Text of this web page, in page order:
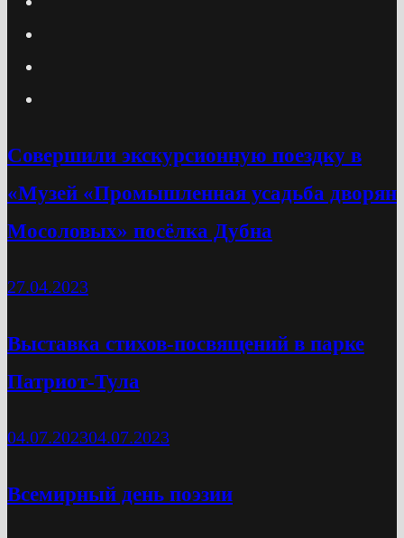
Cовершили экскурсионную поездку в
«Музей «Промышленная усадьба дворян
Мосоловых» посёлка Дубна
27.04.2023
Выставка стихов-посвящений в парке
Патриот-Тула
04.07.202304.07.2023
Всемирный день поэзии